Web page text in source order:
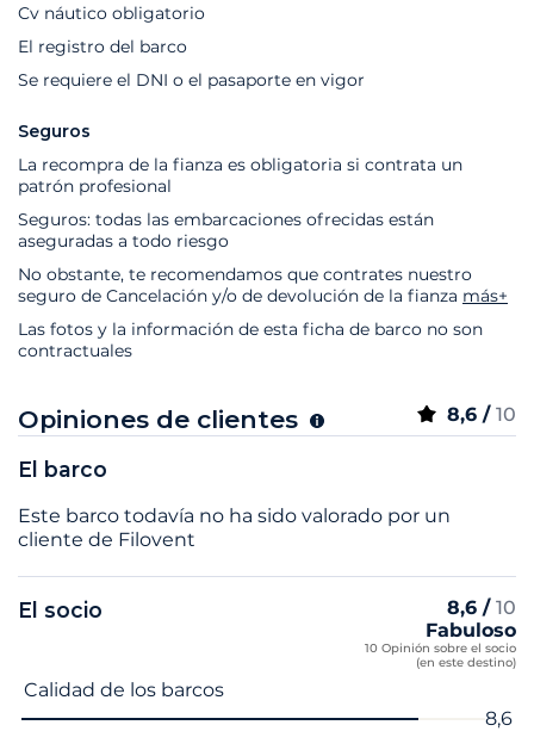
Cv náutico obligatorio
El registro del barco
Se requiere el DNI o el pasaporte en vigor
Seguros
La recompra de la fianza es obligatoria si contrata un
patrón profesional
Seguros: todas las embarcaciones ofrecidas están
aseguradas a todo riesgo
No obstante, te recomendamos que contrates nuestro
seguro de Cancelación y/o de devolución de la fianza más+
Las fotos y la información de esta ficha de barco no son
contractuales
Opiniones de clientes 8,6 / 10
El barco
Este barco todavía no ha sido valorado por un
cliente de Filovent
El socio 8,6 / 10
Fabuloso
10 Opinión sobre el socio
(en este destino)
Nombre del criterio
Calidad de los barcos
8,6